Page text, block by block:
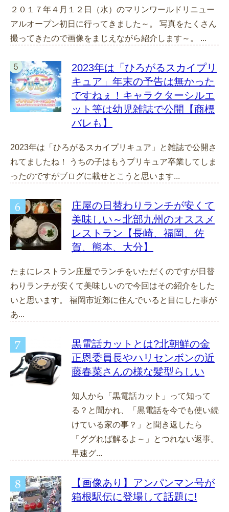
２０１７年４月１２日（水）のマリンワールドリニュー
アルオープン初日に行ってきました～。 写真をたくさん
撮ってきたので画像をまじえながら紹介します～。 ...
2023年は「ひろがるスカイプリ
キュア」年末の予告は無かった
ですねぇ！キャラクターシルエ
ット等は幼児雑誌で公開【商標
バレも】
2023年は「ひろがるスカイプリキュア」と雑誌で公開さ
れてましたね！ うちの子はもうプリキュア卒業してしま
ったのですがブログに載せとこうと思います...
庄屋の日替わりランチが安くて
美味しい～北部九州のオススメ
レストラン【長崎、福岡、佐
賀、熊本、大分】
たまにレストラン庄屋でランチをいただくのですが日替
わりランチが安くて美味しいので今回はその紹介をした
いと思います。 福岡市近郊に住んでいると目にした事が
あ...
黒電話カットとは?北朝鮮の金
正恩委員長やハリセンボンの近
藤春菜さんの様な髪型らしい
知人から「黒電話カット」って知って
る？と聞かれ、「黒電話を今でも使い続
けている家の事？」と聞き返したら
「ググれば解るよ～」とつれない返事。
早速グ...
【画像あり】アンパンマン号が
箱根駅伝に登場して話題に!